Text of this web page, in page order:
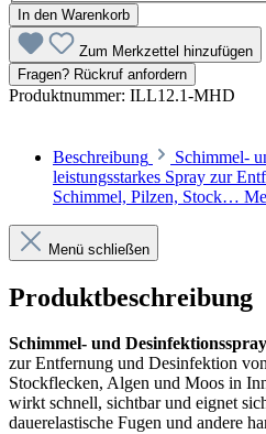
In den Warenkorb
Zum Merkzettel hinzufügen
Fragen? Rückruf anfordern
Produktnummer: ILL12.1-MHD
Beschreibung
Schimmel-
leistungsstarkes Spray zur
Schimmel, Pilzen, Stock…
Menü schließen
Produktbeschreibung
Schimmel- und Desinfektionsspray
zur Entfernung und Desinfektion
Stockflecken, Algen und Moos in
wirkt schnell, sichtbar und eignet
dauerelastische Fugen und andere